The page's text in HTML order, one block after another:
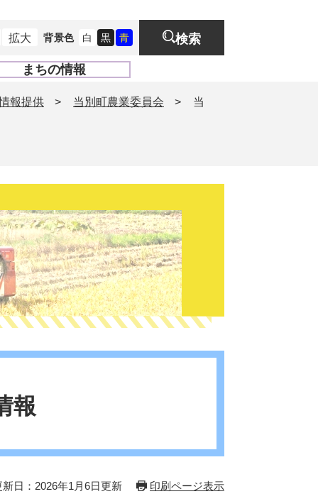
拡大 背景色 白 黒 青 検索
まちの情報
開
く
報提供 > 当別町農業委員会 > 当
報
新日：2026年1月6日更新 印刷ページ表示